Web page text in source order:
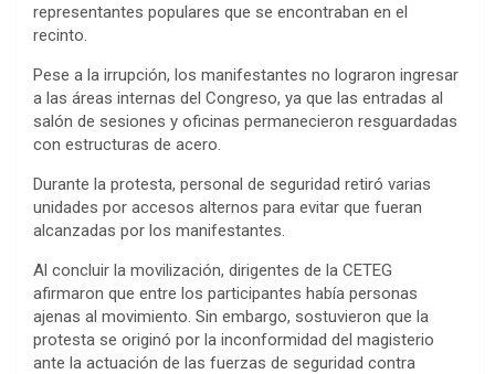
representantes populares que se encontraban en el
recinto.
Pese a la irrupción, los manifestantes no lograron ingresar
a las áreas internas del Congreso, ya que las entradas al
salón de sesiones y oficinas permanecieron resguardadas
con estructuras de acero.
Durante la protesta, personal de seguridad retiró varias
unidades por accesos alternos para evitar que fueran
alcanzadas por los manifestantes.
Al concluir la movilización, dirigentes de la CETEG
afirmaron que entre los participantes había personas
ajenas al movimiento. Sin embargo, sostuvieron que la
protesta se originó por la inconformidad del magisterio
ante la actuación de las fuerzas de seguridad contra